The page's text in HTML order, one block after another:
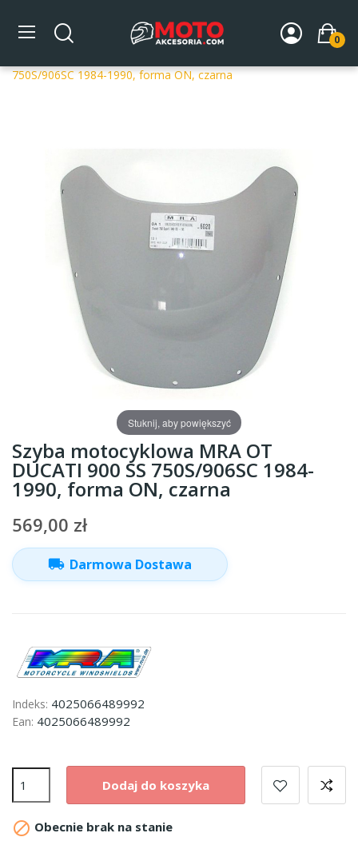
0
Strona główna DLA MOTOCYKLA Szyby
Szyby
750S/906SC 1984-1990, forma ON, czarna
Stuknij, aby powiększyć
Szyba motocyklowa MRA OT
DUCATI 900 SS 750S/906SC 1984-
1990, forma ON, czarna
569,00 zł
local_shipping Darmowa Dostawa
Indeks: 4025066489992
Ean: 4025066489992
Dodaj do koszyka
 Obecnie brak na stanie